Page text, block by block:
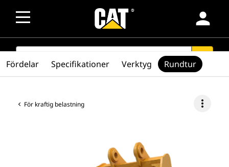
person
SEARCH search
För kraftig belastning more_vert
Fördelar Specifikationer Verktyg Rundtur